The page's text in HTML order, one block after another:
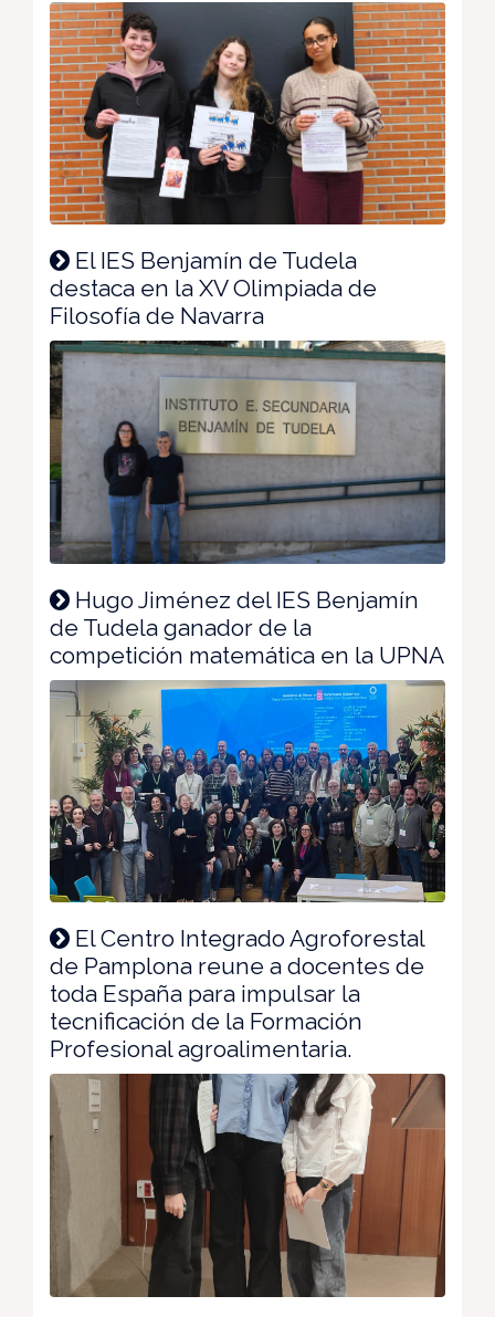
El IES Benjamín de Tudela
destaca en la XV Olimpiada de
Filosofía de Navarra
Hugo Jiménez del IES Benjamín
de Tudela ganador de la
competición matemática en la UPNA
El Centro Integrado Agroforestal
de Pamplona reune a docentes de
toda España para impulsar la
tecnificación de la Formación
Profesional agroalimentaria.